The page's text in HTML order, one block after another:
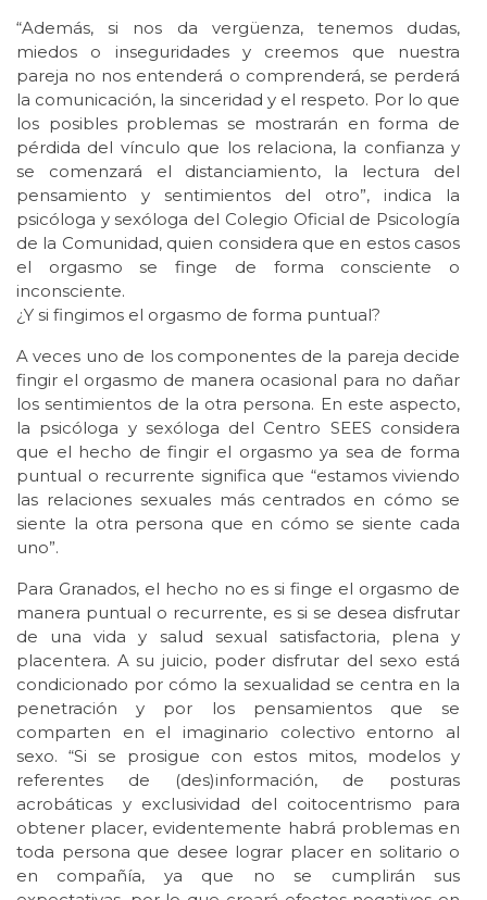
“Además, si nos da vergüenza, tenemos dudas,
miedos o inseguridades y creemos que nuestra
pareja no nos entenderá o comprenderá, se perderá
la comunicación, la sinceridad y el respeto. Por lo que
los posibles problemas se mostrarán en forma de
pérdida del vínculo que los relaciona, la confianza y
se comenzará el distanciamiento, la lectura del
pensamiento y sentimientos del otro”, indica la
psicóloga y sexóloga del Colegio Oficial de Psicología
de la Comunidad, quien considera que en estos casos
el orgasmo se finge de forma consciente o
inconsciente.
¿Y si fingimos el orgasmo de forma puntual?
A veces uno de los componentes de la pareja decide
fingir el orgasmo de manera ocasional para no dañar
los sentimientos de la otra persona. En este aspecto,
la psicóloga y sexóloga del Centro SEES considera
que el hecho de fingir el orgasmo ya sea de forma
puntual o recurrente significa que “estamos viviendo
las relaciones sexuales más centrados en cómo se
siente la otra persona que en cómo se siente cada
uno”.
Para Granados, el hecho no es si finge el orgasmo de
manera puntual o recurrente, es si se desea disfrutar
de una vida y salud sexual satisfactoria, plena y
placentera. A su juicio, poder disfrutar del sexo está
condicionado por cómo la sexualidad se centra en la
penetración y por los pensamientos que se
comparten en el imaginario colectivo entorno al
sexo. “Si se prosigue con estos mitos, modelos y
referentes de (des)información, de posturas
acrobáticas y exclusividad del coitocentrismo para
obtener placer, evidentemente habrá problemas en
toda persona que desee lograr placer en solitario o
en compañía, ya que no se cumplirán sus